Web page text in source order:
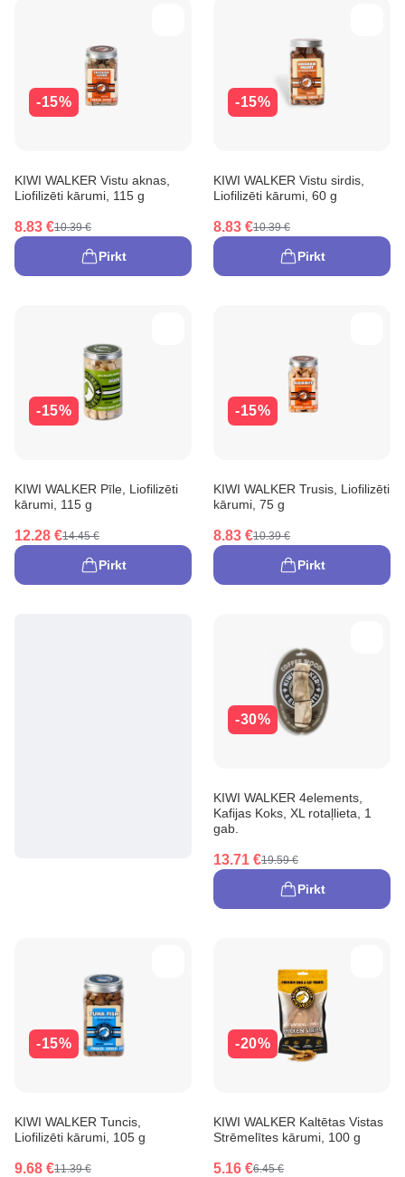
-15%
KIWI WALKER Vistu aknas,
Liofilizēti kārumi, 115 g
8.83 €10.39 €
Pirkt
-15%
KIWI WALKER Vistu sirdis,
Liofilizēti kārumi, 60 g
8.83 €10.39 €
Pirkt
-15%
KIWI WALKER Pīle, Liofilizēti
kārumi, 115 g
12.28 €14.45 €
Pirkt
-15%
KIWI WALKER Trusis, Liofilizēti
kārumi, 75 g
8.83 €10.39 €
Pirkt
-30%
KIWI WALKER 4elements,
Kafijas Koks, XL rotaļlieta, 1
gab.
13.71 €19.59 €
Pirkt
-15%
KIWI WALKER Tuncis,
Liofilizēti kārumi, 105 g
9.68 €11.39 €
-20%
KIWI WALKER Kaltētas Vistas
Strēmelītes kārumi, 100 g
5.16 €6.45 €